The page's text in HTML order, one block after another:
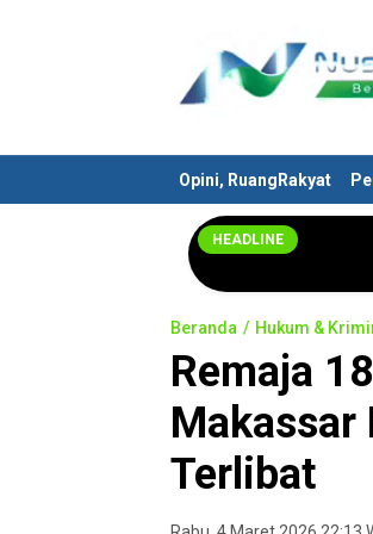
Nusantaravoices.id
Berani Suarakan
Opini, RuangRakyat
HEADLINE
Beranda Hukum &
Remaja
Makassar
Terlibat